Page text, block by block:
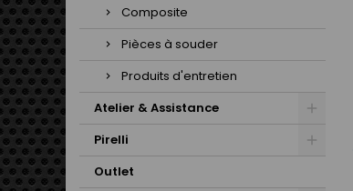
Composite
Pièces à souder
Produits d'entretien
Atelier & Assistance
Pirelli
Outlet